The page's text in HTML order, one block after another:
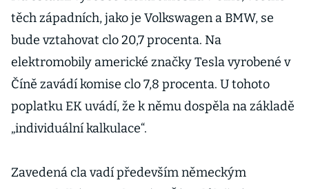
těch západních, jako je Volkswagen a BMW, se
bude vztahovat clo 20,7 procenta. Na
elektromobily americké značky Tesla vyrobené v
Číně zavádí komise clo 7,8 procenta. U tohoto
poplatku EK uvádí, že k němu dospěla na základě
„individuální kalkulace“.
Zavedená cla vadí především německým